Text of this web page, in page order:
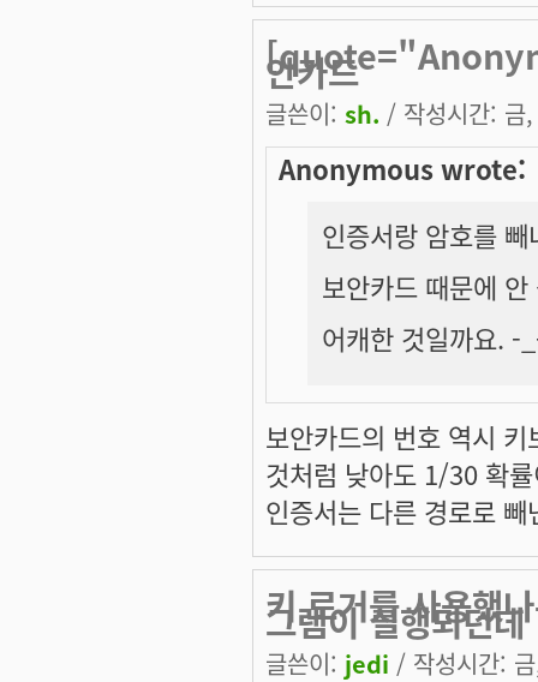
안카드
글쓴이: sh. / 작성시간:
Anonymous wrote:
인증서랑 암호를 빼
보안카드 때문에
어캐한 것일까요. -
보안카드의 번호 역시
것처럼 낮아도 1/30 확
인증서는 다른 경로로
키 로거를 사용했
그램이 실행되던데
글쓴이: jedi / 작성시간: